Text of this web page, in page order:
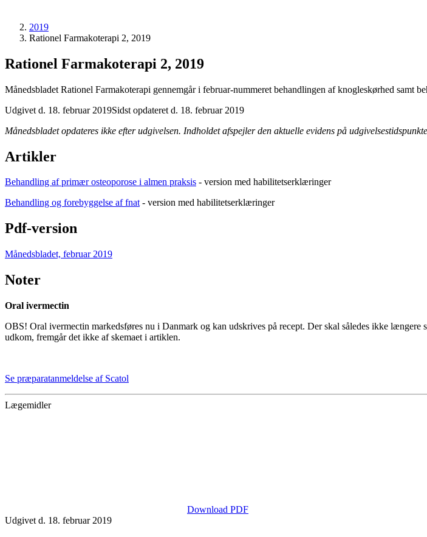
2019
Rationel Farmakoterapi 2, 2019
Rationel Farmakoterapi 2, 2019
Månedsbladet Rationel Farmakoterapi gennemgår i februar-nummeret behandlingen af knogleskørhed samt
Udgivet d. 18. februar 2019Sidst opdateret d. 18. februar 2019
Månedsbladet opdateres ikke efter udgivelsen. Indholdet afspejler den aktuelle evidens på
Artikler
Behandling af primær osteoporose i almen praksis - version med habilitetserklæringer
Behandling og forebyggelse af fnat- version med habilitetserklæringer
Pdf-version
Månedsbladet, februar 2019
Noter
Oral ivermectin
OBS! Oral ivermectin markedsføres nu i Danmark og kan udskrives på recept. Der skal således ikke
udkom, fremgår det ikke af skemaet i artiklen.
Se præparatanmeldelse af Scatol
Lægemidler
Download PDF
Udgivet d. 18. februar 2019